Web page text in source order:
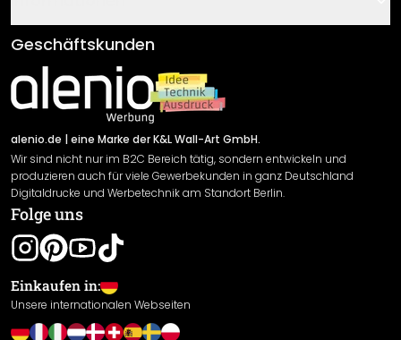
Klebe- und Montageanleitungen
Newsletter An-/Abmeldung
Sendungsverfolgung
AGB
Impressum
Versand & Zahlung
Rücksendung
Widerrufsrecht
Datenschutzerklärung
Gewährleistung
Leistungserklärung / CE-Zeichen
Cookie Einstellungen
Geschäftskunden
alenio.de | eine Marke der K&L Wall-Art GmbH.
Wir sind nicht nur im B2C Bereich tätig, sondern entwickeln und
produzieren auch für viele Gewerbekunden in ganz Deutschland
Digitaldrucke und Werbetechnik am Standort Berlin.
Folge uns
Einkaufen in:
Unsere internationalen Webseiten